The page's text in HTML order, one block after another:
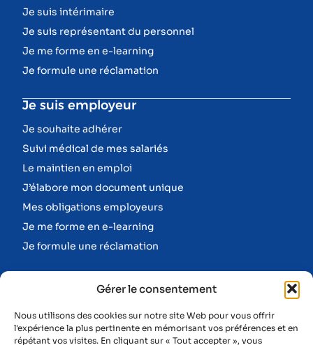
Gérer le consentement
Nous utilisons des cookies sur notre site Web pour vous offrir
l'expérience la plus pertinente en mémorisant vos préférences et en
répétant vos visites. En cliquant sur « Tout accepter », vous
Je suis intérimaire
Je suis représentant du personnel
Je me forme en e-learning
Je formule une réclamation
Je suis employeur
Je souhaite adhérer
Suivi médical de mes salariés
Le maintien en emploi
J’élabore mon document unique
Mes obligations employeurs
Je me forme en e-learning
Je formule une réclamation
Informations
Nos équipes